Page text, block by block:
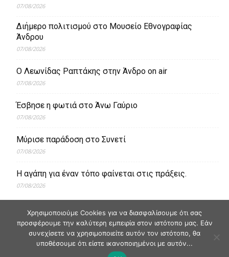
07/08/2026
Διήμερο πολιτισμού στο Μουσείο Εθνογραφίας
Άνδρου
07/08/2026
Ο Λεωνίδας Ραπτάκης στην Άνδρο on air
07/08/2026
Έσβησε η φωτιά στο Άνω Γαύριο
07/08/2026
Μύρισε παράδοση στο Συνετί
07/08/2026
Η αγάπη για έναν τόπο φαίνεται στις πράξεις.
07/08/2026
Χρησιμοποιούμε Cookies για να διασφαλίσουμε ότι σας
προσφέρουμε την καλύτερη εμπειρία στον ιστότοπο μας. Εάν
συνεχίσετε να χρησιμοποιείτε αυτόν τον ιστότοπο, θα
υποθέσουμε ότι είστε ικανοποιημένοι με αυτόν...